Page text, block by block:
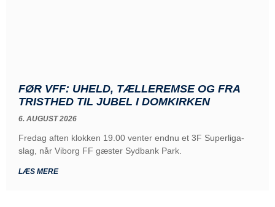
FØR VFF: UHELD, TÆLLEREMSE OG FRA
TRISTHED TIL JUBEL I DOMKIRKEN
6. AUGUST 2026
Fredag aften klokken 19.00 venter endnu et 3F Superliga-
slag, når Viborg FF gæster Sydbank Park.
LÆS MERE